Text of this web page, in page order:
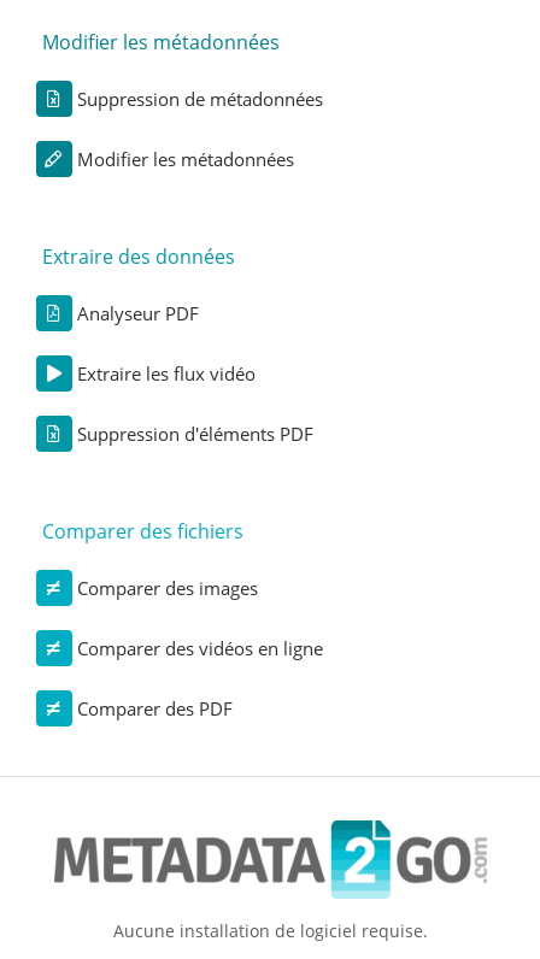
Modifier les métadonnées
Suppression de métadonnées
Modifier les métadonnées
Extraire des données
Analyseur PDF
Extraire les flux vidéo
Suppression d'éléments PDF
Comparer des fichiers
Comparer des images
Comparer des vidéos en ligne
Comparer des PDF
Aucune installation de logiciel requise.